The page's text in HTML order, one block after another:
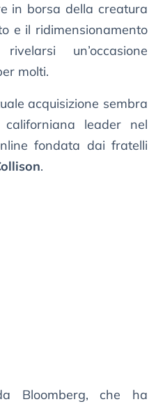
in borsa della creatura
e il ridimensionamento
un’occasione
molti.
acquisizione sembra
leader nel
fondata dai fratelli
.
Bloomberg, che ha